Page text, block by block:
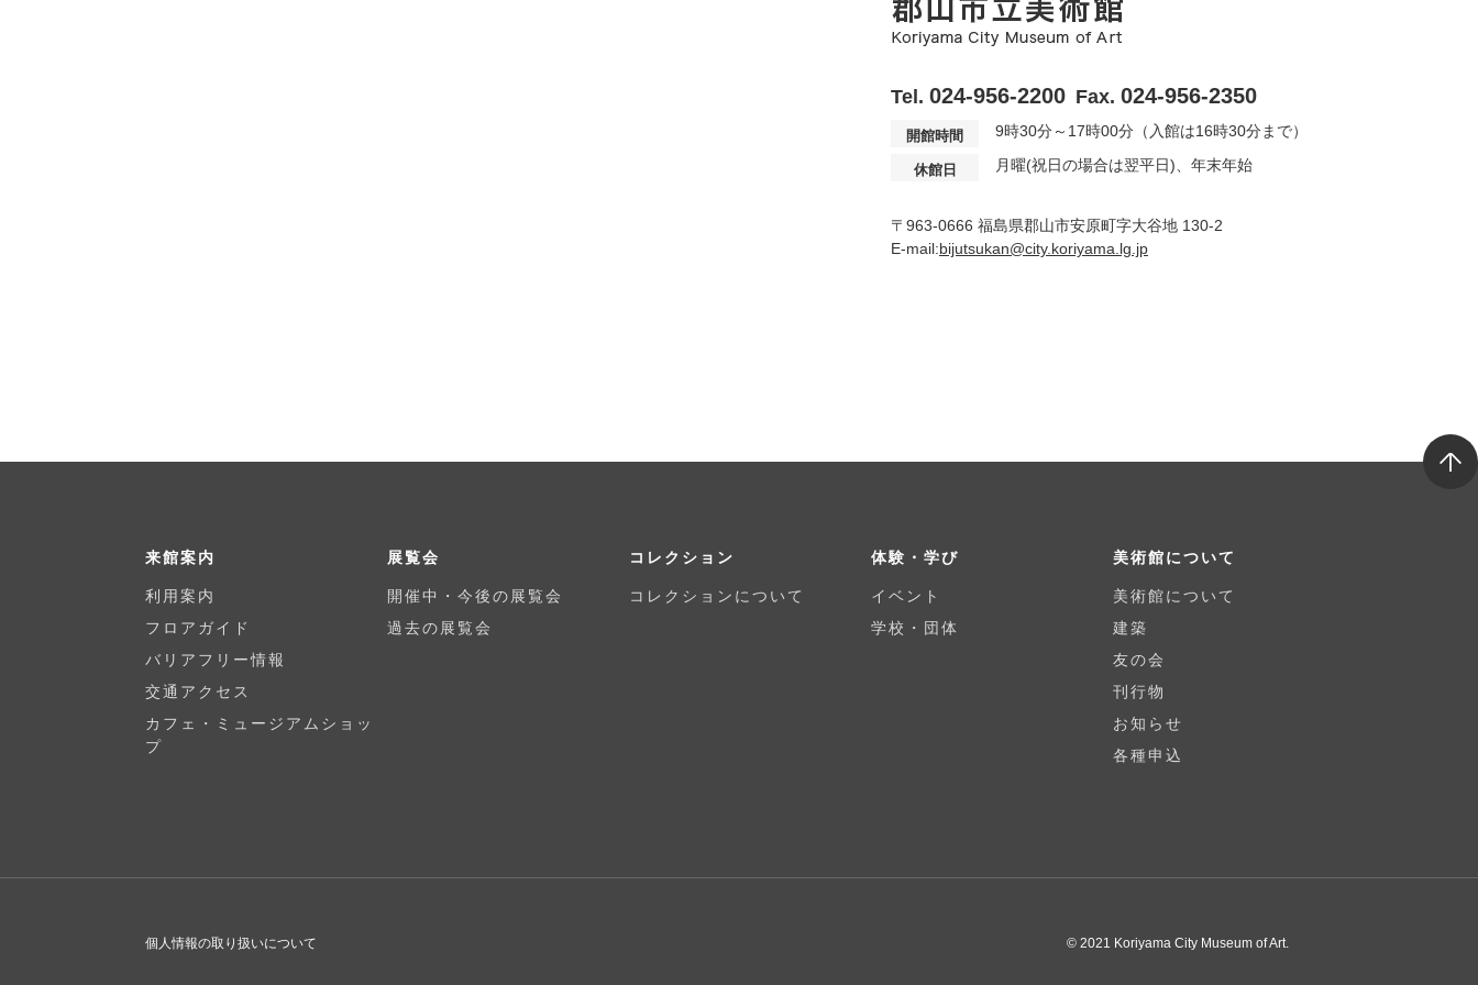
Tel. 024-956-2200 Fax. 024-956-2350
開館時間 9時30分～17時00分（入館は16時30分まで）
休館日 月曜(祝日の場合は翌平日)、年末年始
〒963-0666 福島県郡山市安原町字大谷地 130-2
E-mail:bijutsukan@city.koriyama.lg.jp
T
来館案内
利用案内
フロアガイド
バリアフリー情報
交通アクセス
カフェ・ミュージアムショッ
プ
展覧会
開催中・今後の展覧会
過去の展覧会
コレクション
コレクションについて
体験・学び
イベント
学校・団体
美術館について
美術館について
建築
友の会
刊行物
お知らせ
各種申込
個人情報の取り扱いについて © 2021 Koriyama City Museum of Art.